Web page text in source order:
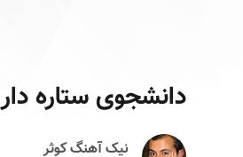
دانشجوی ستاره دار
نیک آهنگ کوثر